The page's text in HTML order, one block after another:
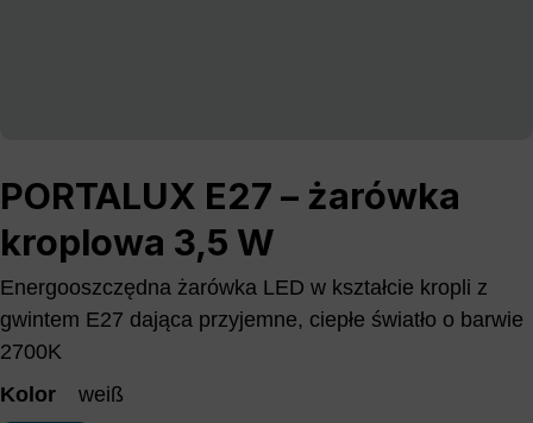
PORTALUX E27 – żarówka
kroplowa 3,5 W
Energooszczędna żarówka LED w kształcie kropli z
gwintem E27 dająca przyjemne, ciepłe światło o barwie
2700K
Kolor
weiß